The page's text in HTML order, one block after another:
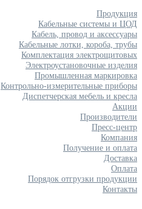
Продукция
Кабельные системы и ЦОД
Кабель, провод и аксессуары
Кабельные лотки, короба, трубы
Комплектация электрощитовых
Электроустановочные изделия
Промышленная маркировка
Контрольно-измерительные приборы
Диспетчерская мебель и кресла
Акции
Производители
Пресс-центр
Компания
Получение и оплата
Доставка
Оплата
Порядок отгрузки продукции
Контакты